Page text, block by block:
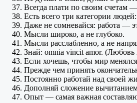
Всегда плати по своим счетам
Есть всего три категории
Даже не сомневайся: работа —
Мысли широко, а не глубоко.
Мысли расслабленно, а не
Знай: omnia vincit amor.
Если хочешь, чтобы мир
Прежде чем принять
Постоянно работай над своей
Дополняй сложение
Опыт — самая важная